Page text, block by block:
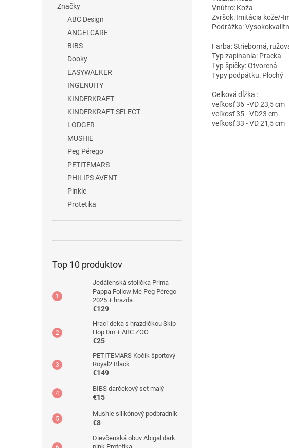
Značky
ABC Design
ANGELCARE
BIBS
Dooky
EASYWALKER
INGENUITY
KINDERKRAFT
KINDERKRAFT SELECT
LODGER
MUSHIE
Peg Pérego
PETITEMARS
PHILIPS AVENT
Pinkie
Protetika
Top 10 produktov
Jedálenská stolička Prima
Pappa Follow Me Peg Pérego
2025 + hrazda
€129
Hrací deka s hrazdičkou Skip
Hop 0m + ABC ZOO
€25
PETITEMARS Kočík športový
Royal2 Black
€149
BIBS darčekový set malý
€15
Mushie silikónový podbradník
€8
Dievčenská obuv Abigal dark
Vnútro: Koža
Zvršok: Imitácia kože/-
Podrážka:
Farba:Strieborná,
Typ zapínania: Pracka
Typ špičky:Otvorená
Typy podpätku: Plochý
Celková dĺžka :
veľkosť 36 -VD 23,5 cm
veľkosť 35 - VD23 cm
veľkosť 33 - VD 21,5 cm